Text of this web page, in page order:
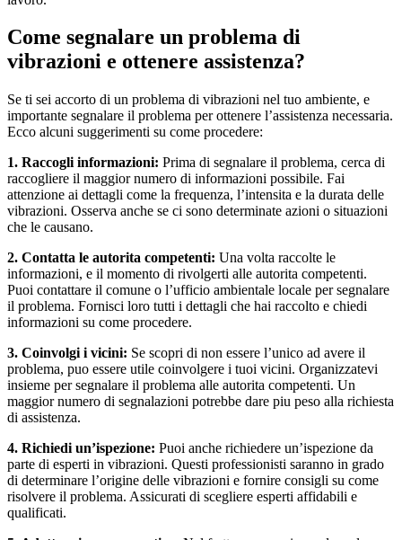
Come segnalare un problema di
vibrazioni e ottenere assistenza?
Se ti sei accorto di un problema di vibrazioni nel tuo ambiente, e
importante segnalare il problema per ottenere l’assistenza necessaria.
Ecco alcuni suggerimenti su come procedere:
1. Raccogli informazioni: Prima di segnalare il problema, cerca di
raccogliere il maggior numero di informazioni possibile. Fai
attenzione ai dettagli come la frequenza, l’intensita e la durata delle
vibrazioni. Osserva anche se ci sono determinate azioni o situazioni
che le causano.
2. Contatta le autorita competenti: Una volta raccolte le
informazioni, e il momento di rivolgerti alle autorita competenti.
Puoi contattare il comune o l’ufficio ambientale locale per segnalare
il problema. Fornisci loro tutti i dettagli che hai raccolto e chiedi
informazioni su come procedere.
3. Coinvolgi i vicini: Se scopri di non essere l’unico ad avere il
problema, puo essere utile coinvolgere i tuoi vicini. Organizzatevi
insieme per segnalare il problema alle autorita competenti. Un
maggior numero di segnalazioni potrebbe dare piu peso alla richiesta
di assistenza.
4. Richiedi un’ispezione: Puoi anche richiedere un’ispezione da
parte di esperti in vibrazioni. Questi professionisti saranno in grado
di determinare l’origine delle vibrazioni e fornire consigli su come
risolvere il problema. Assicurati di scegliere esperti affidabili e
qualificati.